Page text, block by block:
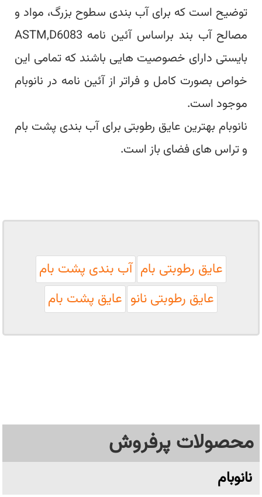
توضیح است که برای آب بندی سطوح بزرگ، مواد و
مصالح آب بند براساس آئین نامه ASTM,D6083
بایستی دارای خصوصیت هایی باشند که تمامی این
خواص بصورت کامل و فراتر از آئین نامه در نانوبام
موجود است.
نانوبام بهترین عایق رطوبتی برای آب بندی پشت بام
و تراس های فضای باز است.
عایق رطوبتی بام آب بندی پشت بام
عایق رطوبتی نانو عایق پشت بام
محصولات پرفروش
نانوبام